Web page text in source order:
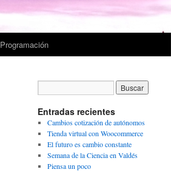
Programación
Entradas recientes
Cambios cotización de autónomos
Tienda virtual con Woocommerce
El futuro es cambio constante
Semana de la Ciencia en Valdés
Piensa un poco